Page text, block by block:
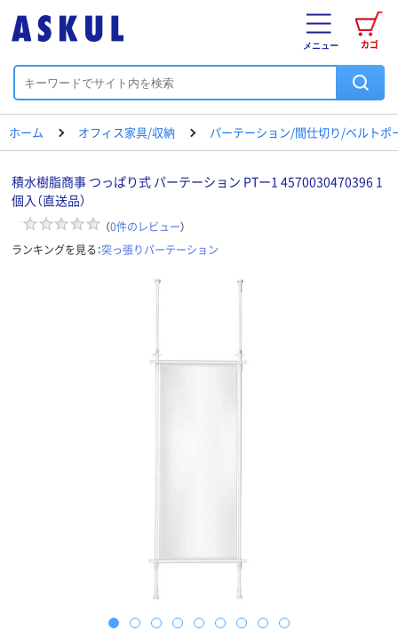
カゴ
メニュー
ホーム オフィス家具/収納 パーテーション/間仕切り/ベルトポ
積水樹脂商事 つっぱり式 パーテーション PTー1 4570030470396 1
個入（直送品）
（0件のレビュー）
ランキングを見る：突っ張りパーテーション